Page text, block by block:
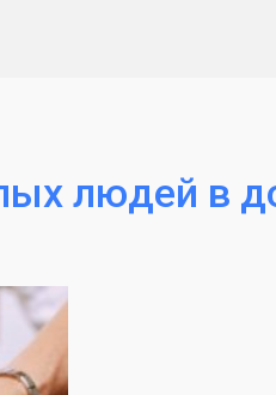
людей в